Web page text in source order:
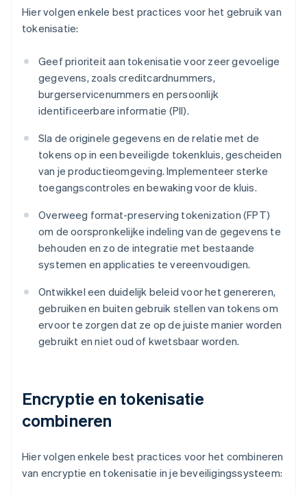
Hier volgen enkele best practices voor het gebruik van
tokenisatie:
Geef prioriteit aan tokenisatie voor zeer gevoelige
gegevens, zoals creditcardnummers,
burgerservicenummers en persoonlijk
identificeerbare informatie (PII).
Sla de originele gegevens en de relatie met de
tokens op in een beveiligde tokenkluis, gescheiden
van je productieomgeving. Implementeer sterke
toegangscontroles en bewaking voor de kluis.
Overweeg format-preserving tokenization (FPT)
om de oorspronkelijke indeling van de gegevens te
behouden en zo de integratie met bestaande
systemen en applicaties te vereenvoudigen.
Ontwikkel een duidelijk beleid voor het genereren,
gebruiken en buiten gebruik stellen van tokens om
ervoor te zorgen dat ze op de juiste manier worden
gebruikt en niet oud of kwetsbaar worden.
Encryptie en tokenisatie
combineren
Hier volgen enkele best practices voor het combineren
van encryptie en tokenisatie in je beveiligingssysteem: